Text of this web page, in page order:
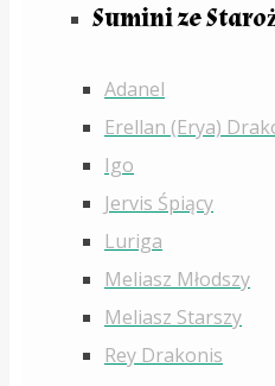
Sumini ze
Adanel
Erellan (Erya)
Igo
Jervis Śpiący
Luriga
Meliasz Młodszy
Meliasz Starszy
Rey Drakonis